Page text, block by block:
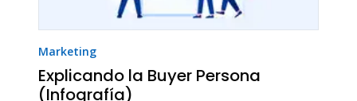
Marketing
Explicando la Buyer Persona
(Infografía)